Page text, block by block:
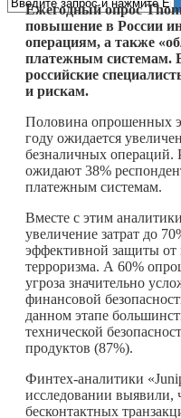
Ежегодный опрос
повышение в России
операциям, а также
платежным системам.
российские
и рискам.
Половина опрошенных
году ожидается
безналичных операций.
ожидают 38%
платежным системам.
Вместе с этим
увеличение затрат до
эффективной защиты от
терроризма. А 60%
угроза значительно
финансовой
данном этапе
технической
продуктов (87%).
Финтех-аналитики
исследовании выявили,
бесконтактных